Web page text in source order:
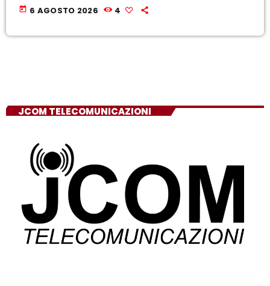
today 6 AGOSTO 2026 4
JCOM TELECOMUNICAZIONI